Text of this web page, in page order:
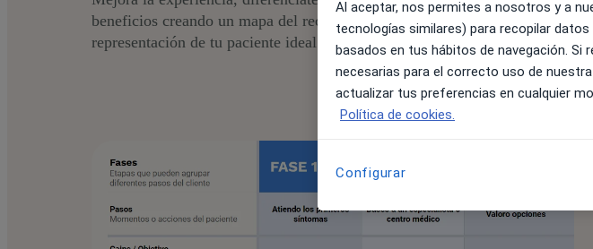
beneficios creando un mapa del recorrido del paciente y una
representación de tu paciente ideal.
Al aceptar, nos permites a nosotros y a
tecnologías similares) para recopilar
basados en tus hábitos de navegación.
necesarias para el correcto uso de
actualizar tus preferencias en cualquier
Política de cookies.
Configurar